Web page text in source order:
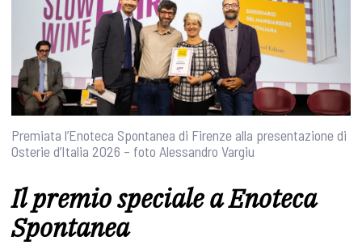
Premiata l’Enoteca Spontanea di Firenze alla presentazione di
Osterie d’Italia 2026 – foto Alessandro Vargiu
Il premio speciale a Enoteca
Spontanea